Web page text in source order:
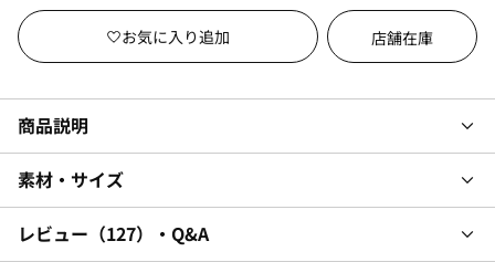
店舗在庫
商品説明
素材・サイズ
レビュー 127 ・Q&A